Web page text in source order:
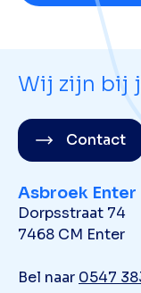
Wij zijn bij
Contact
Asbroek Enter
Dorpsstraat 74
7468 CM Enter
Bel naar 0547